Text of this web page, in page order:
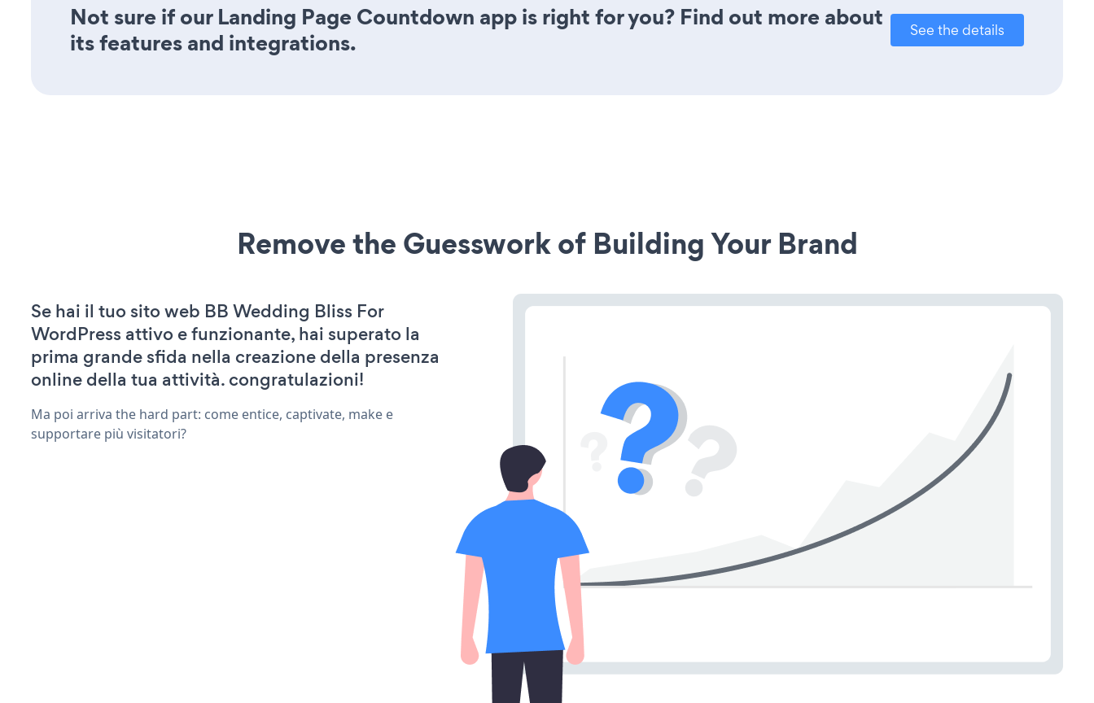
Not sure if our Landing Page Countdown app is right for you? Find out more about
its features and integrations.
See the details
Remove the Guesswork of Building Your Brand
Se hai il tuo sito web BB Wedding Bliss For
WordPress attivo e funzionante, hai superato la
prima grande sfida nella creazione della presenza
online della tua attività. congratulazioni!
Ma poi arriva the hard part: come entice, captivate, make e
supportare più visitatori?